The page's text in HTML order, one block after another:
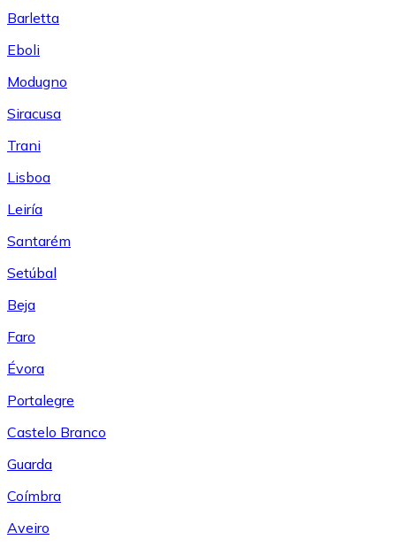
Barletta
Eboli
Modugno
Siracusa
Trani
Lisboa
Leiría
Santarém
Setúbal
Beja
Faro
Évora
Portalegre
Castelo Branco
Guarda
Coímbra
Aveiro